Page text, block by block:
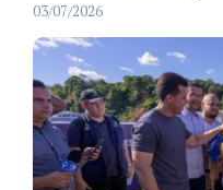
03/07/2026